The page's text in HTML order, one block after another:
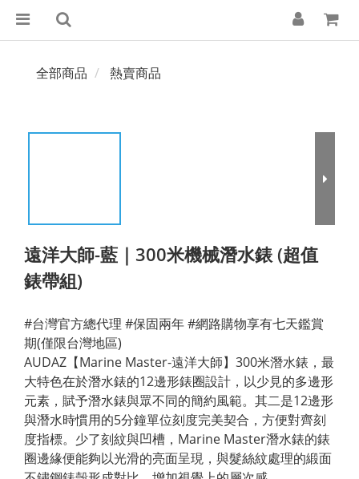
全部商品 熱賣商品
遠洋大師-藍｜300米機械潛水錶 (超值
錶帶組)
#台灣官方總代理 #保固兩年 #網路購物享有七天鑑賞
期(僅限台灣地區)
AUDAZ【Marine Master-遠洋大師】300米潛水錶，最
大特色在於潛水錶的12邊形錶圈設計，以少見的多邊形
元素，賦予潛水錶與眾不同的簡約風範。其二是12邊形
與潛水時慣用的5分鐘單位刻度完美契合，方便對齊刻
度指標。少了刻紋與凹槽，Marine Master潛水錶的錶
圈邊緣便能夠以光滑的亮面呈現，與髮絲紋處理的緞面